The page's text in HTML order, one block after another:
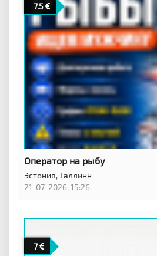
7.5
Оператор на рыбу
Эстония,Таллинн
21-07-2026, 15:26
7